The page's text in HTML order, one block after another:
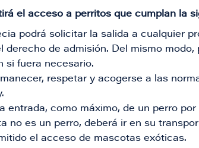
el acceso a perritos que cumplan la
podrá solicitar la salida a cualquier
derecho de admisión. Del mismo
si fuera necesario.
respetar y acogerse a las
entrada, como máximo, de un perro
no es un perro, deberá ir en su
el acceso de mascotas exóticas.​